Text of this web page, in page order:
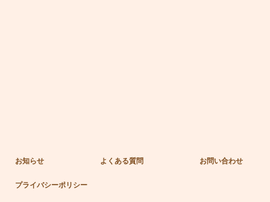
お知らせ よくある質問 お問い合わせ
プライバシーポリシー